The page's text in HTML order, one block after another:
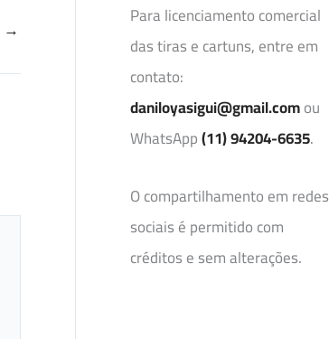
→
Para licenciamento comercial
das tiras e cartuns, entre em
contato:
daniloyasigui@gmail.comou
WhatsApp(11) 94204-6635.
O compartilhamento em redes
sociais é permitido com
créditos e sem alterações.